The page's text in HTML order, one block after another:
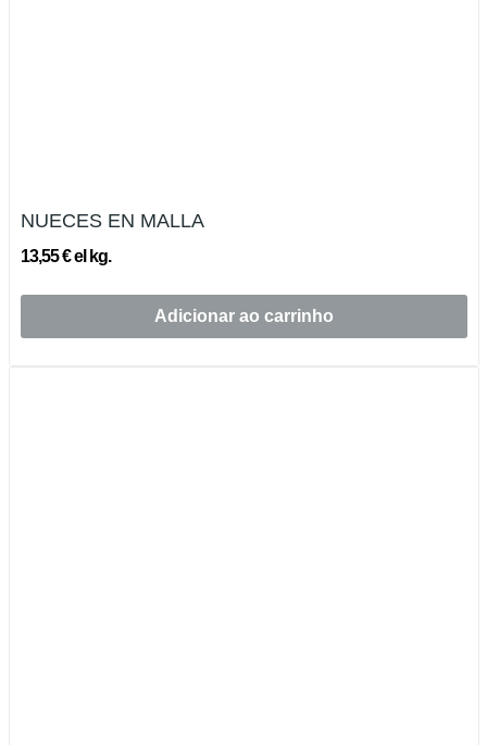
NUECES EN MALLA
13,55 € el kg.
Adicionar ao carrinho